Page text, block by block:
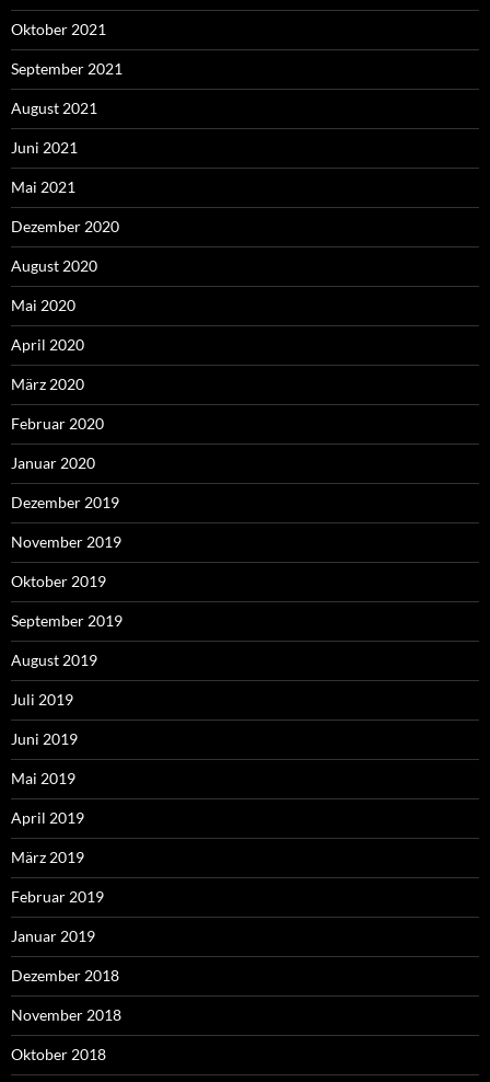
Oktober 2021
September 2021
August 2021
Juni 2021
Mai 2021
Dezember 2020
August 2020
Mai 2020
April 2020
März 2020
Februar 2020
Januar 2020
Dezember 2019
November 2019
Oktober 2019
September 2019
August 2019
Juli 2019
Juni 2019
Mai 2019
April 2019
März 2019
Februar 2019
Januar 2019
Dezember 2018
November 2018
Oktober 2018